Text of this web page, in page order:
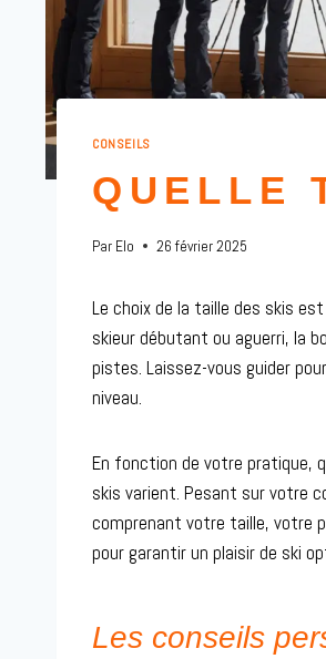
CONSEILS
QUELLE
Par Elo 26 février 2025
Le choix de la taille des skis
skieur débutant ou aguerri, la
pistes. Laissez-vous guider
niveau.
En fonction de votre pratique,
skis varient. Pesant sur votre
comprenant votre taille, votre
pour garantir un plaisir de ski
Les conseils